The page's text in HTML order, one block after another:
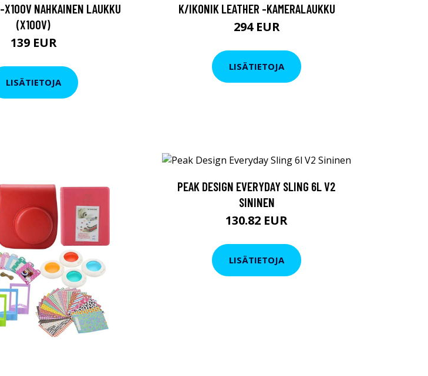
NAHKAINEN LAUKKU
(X100V)
139 EUR
LISÄTIETOJA
K/IKONIK LEATHER -KAMERALAUKKU
294 EUR
LISÄTIETOJA
PEAK DESIGN EVERYDAY SLING 6L V2
SININEN
130.82 EUR
LISÄTIETOJA